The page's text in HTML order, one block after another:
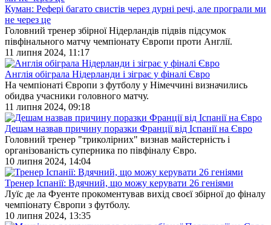
Куман: Рефері багато свистів через дурні речі, але програли ми
не через це
Головний тренер збірної Нідерландів підвів підсумок
півфінального матчу чемпіонату Європи проти Англії.
11 липня 2024, 11:17
Англія обіграла Нідерланди і зіграє у фіналі Євро
На чемпіонаті Європи з футболу у Німеччині визначились
обидва учасники головного матчу.
11 липня 2024, 09:18
Дешам назвав причину поразки Франції від Іспанії на Євро
Головний тренер "триколірних" визнав майстерність і
організованість суперника по півфіналу Євро.
10 липня 2024, 14:04
Тренер Іспанії: Вдячний, що можу керувати 26 геніями
Луїс де ла Фуенте прокоментував вихід своєї збірної до фіналу
чемпіонату Європи з футболу.
10 липня 2024, 13:35